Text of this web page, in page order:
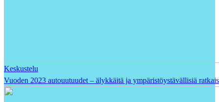
Keskustelu
Vuoden 2023 autouutuudet – älykkäitä ja ympäristöystävällisiä